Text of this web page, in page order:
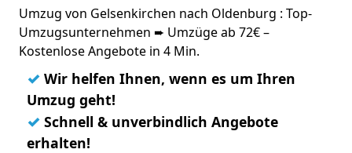
Umzug von Gelsenkirchen nach Oldenburg : Top-
Umzugsunternehmen ➨ Umzüge ab 72€ –
Kostenlose Angebote in 4 Min.
✓ Wir helfen Ihnen, wenn es um Ihren
Umzug geht!
✓ Schnell & unverbindlich Angebote
erhalten!